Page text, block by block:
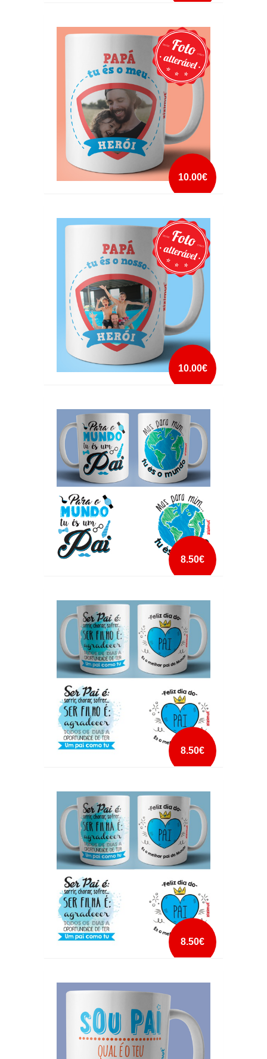
mais info
add à lista
10.00€
mais info
add à lista
10.00€
mais info
add à lista
8.50€
MUNDO
mais info
add à lista
8.50€
mais info
add à lista
8.50€
mais info
add à lista